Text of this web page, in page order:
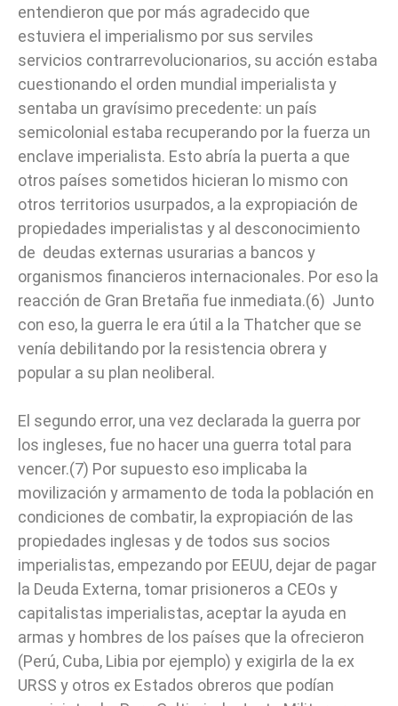
entendieron que por más agradecido que
estuviera el imperialismo por sus serviles
servicios contrarrevolucionarios, su acción estaba
cuestionando el orden mundial imperialista y
sentaba un gravísimo precedente: un país
semicolonial estaba recuperando por la fuerza un
enclave imperialista. Esto abría la puerta a que
otros países sometidos hicieran lo mismo con
otros territorios usurpados, a la expropiación de
propiedades imperialistas y al desconocimiento
de deudas externas usurarias a bancos y
organismos financieros internacionales. Por eso la
reacción de Gran Bretaña fue inmediata.(6) Junto
con eso, la guerra le era útil a la Thatcher que se
venía debilitando por la resistencia obrera y
popular a su plan neoliberal.
El segundo error, una vez declarada la guerra por
los ingleses, fue no hacer una guerra total para
vencer.(7) Por supuesto eso implicaba la
movilización y armamento de toda la población en
condiciones de combatir, la expropiación de las
propiedades inglesas y de todos sus socios
imperialistas, empezando por EEUU, dejar de pagar
la Deuda Externa, tomar prisioneros a CEOs y
capitalistas imperialistas, aceptar la ayuda en
armas y hombres de los países que la ofrecieron
(Perú, Cuba, Libia por ejemplo) y exigirla de la ex
URSS y otros ex Estados obreros que podían